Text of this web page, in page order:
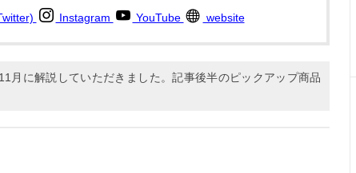
Instagram YouTube website
月に解説していただきました。記事後半のピックアップ商品